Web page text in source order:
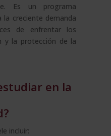
Es un programa
creciente demanda
de enfrentar los
y la protección de la
en la
incluir: